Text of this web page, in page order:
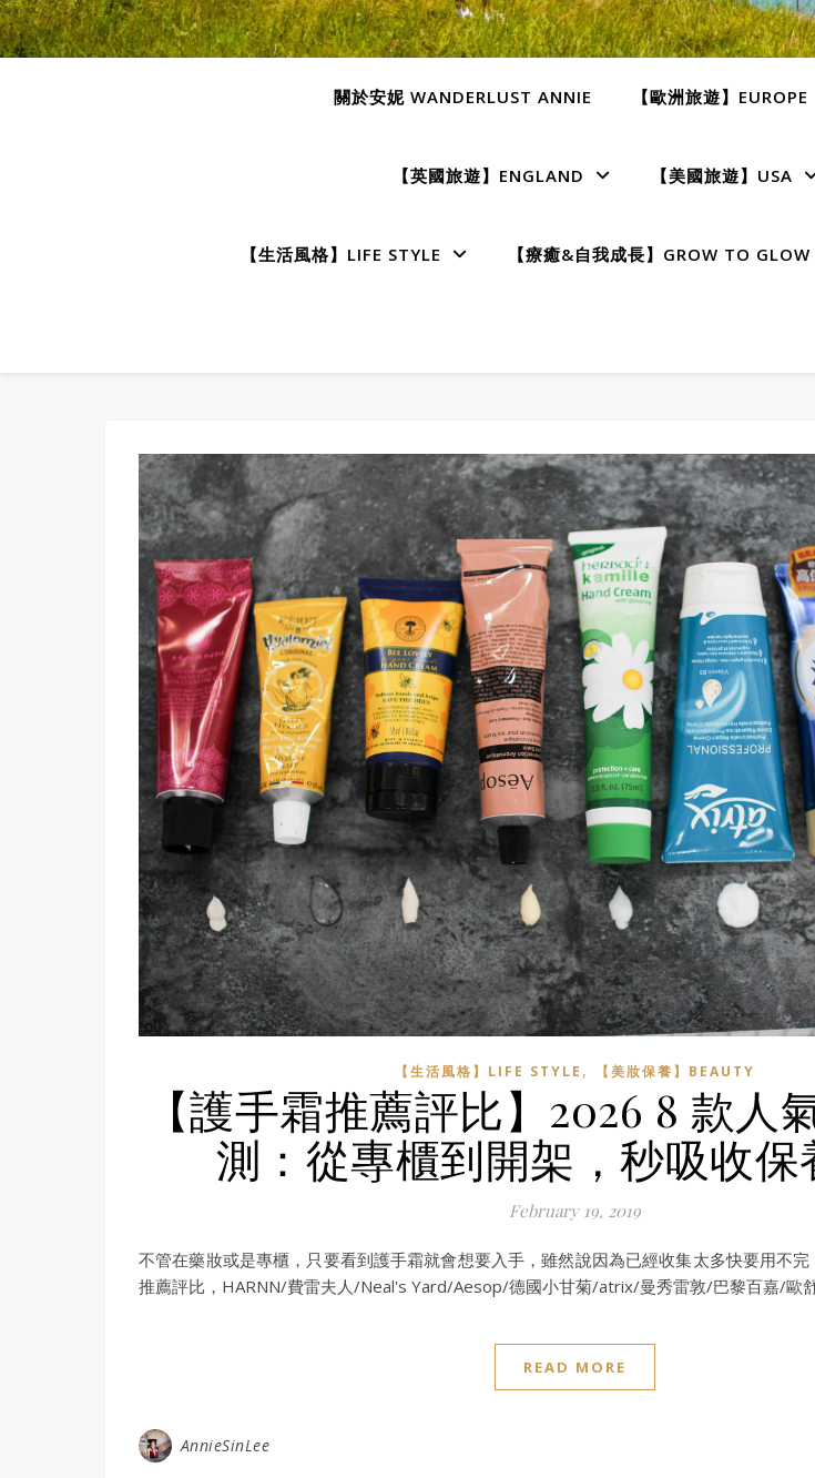
關於安妮 WANDERLUST ANNIE 【歐洲旅遊】EUROPE
【英國旅遊】ENGLAND 【美國旅遊】USA
【生活風格】LIFE STYLE 【療癒&自我成長】GROW TO GLOW
【生活風格】LIFE STYLE , 【美妝保養】BEAUTY
【護手霜推薦評比】2026 8 款人
測：從專櫃到開架，秒吸收保
February 19, 2019
不管在藥妝或是專櫃，只要看到護手霜就會想要入手，雖然說因為已經收集太多快要用不
推薦評比，HARNN/費雷夫人/Neal's Yard/Aesop/德國小甘菊/atrix/曼秀雷敦/巴黎百嘉/歐
READ MORE
AnnieSinLee